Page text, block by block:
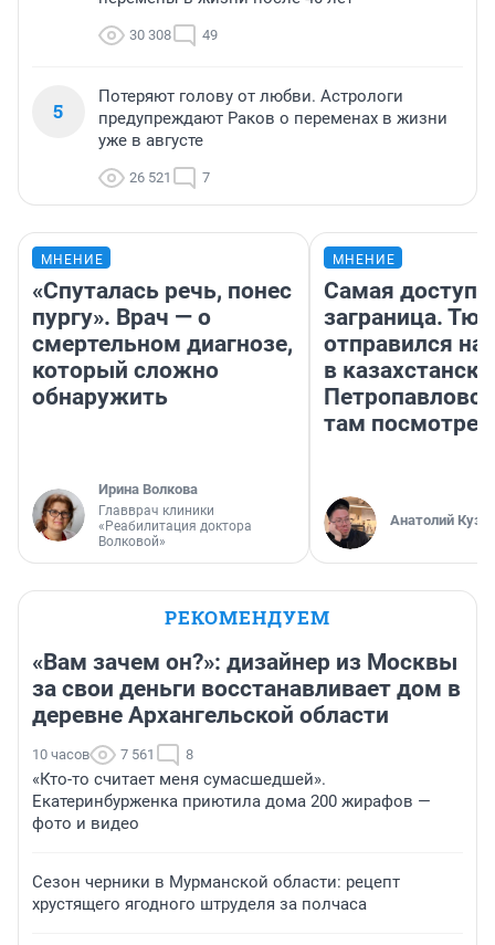
30 308 49
5
Потеряют голову от любви. Астрологи
предупреждают Раков о переменах в жизни
уже в августе
26 521 7
МНЕНИЕ
«Спуталась речь, понес
пургу». Врач — о
смертельном диагнозе,
который сложно
обнаружить
Ирина Волкова
Главврач клиники
«Реабилитация доктора
Волковой»
МНЕНИЕ
Самая
заграница.
отправился
в
там
Анатолий
РЕКОМЕНДУЕМ
«Вам зачем он?»: дизайнер из Москвы
за свои деньги восстанавливает дом в
деревне Архангельской области
10 часов 7 561 8
«Кто-то считает меня сумасшедшей».
Екатеринбурженка приютила дома 200 жирафов —
фото и видео
Сезон черники в Мурманской области: рецепт
хрустящего ягодного штруделя за полчаса